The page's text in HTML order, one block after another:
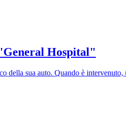
Hospital"
della sua auto. Quando è